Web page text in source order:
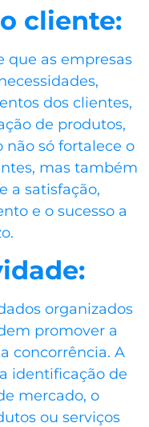
cliente:
que as empresas
dos clientes,
de produtos,
não só fortalece o
mas também
a satisfação,
e o sucesso a
organizados
promover a
concorrência. A
identificação de
mercado, o
ou serviços